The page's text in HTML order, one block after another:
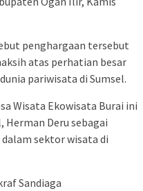
penghargaan tersebut
atas perhatian besar
pariwisata di Sumsel.
Wisata Ekowisata Burai ini
Herman Deru sebagai
sektor wisata di
Sandiaga